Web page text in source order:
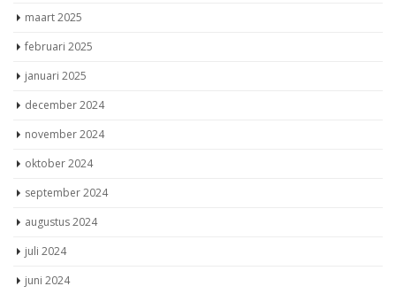
december 2024
november 2024
oktober 2024
september 2024
augustus 2024
juli 2024
juni 2024
mei 2024
april 2024
maart 2024